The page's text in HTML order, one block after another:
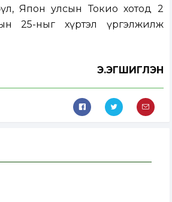
Япон улсын Токио хотод 2
25-ныг хүртэл үргэлжилж
Э.ЭГШИГЛЭН